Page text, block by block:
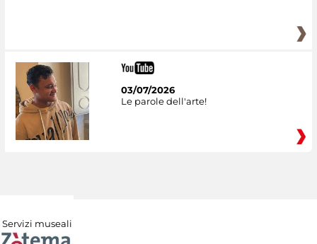
03/07/2026
Le parole dell'arte!
Servizi museali